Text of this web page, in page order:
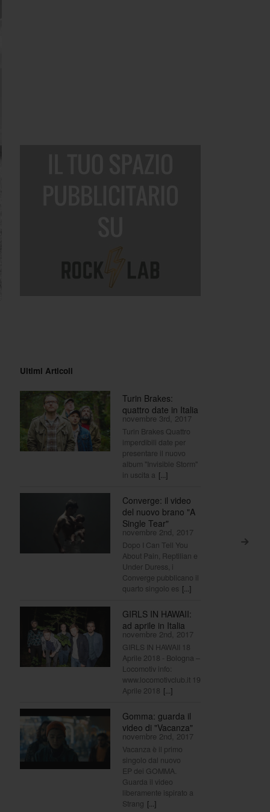
>
Ultimi Articoli
Turin Brakes:
quattro date in Italia
novembre 3rd, 2017
Turin Brakes Quattro
imperdibili date per
presentare il nuovo
album "Invisible Storm"
in uscita a [...]
Converge: il video
del nuovo brano "A
Single Tear"
novembre 2nd, 2017
Dopo I Can Tell You
About Pain, Reptilian e
Under Duress, i
Converge pubblicano il
quarto singolo es [...]
GIRLS IN HAWAII:
ad aprile in Italia
novembre 2nd, 2017
GIRLS IN HAWAII 18
Aprile 2018 - Bologna –
Locomotiv info:
www.locomotivclub.it 19
Aprile 2018 [...]
Gomma: guarda il
video di "Vacanza"
novembre 2nd, 2017
Vacanza è il primo
singolo dal nuovo
EP dei GOMMA.
Guarda il video
liberamente ispirato a
Strang [...]